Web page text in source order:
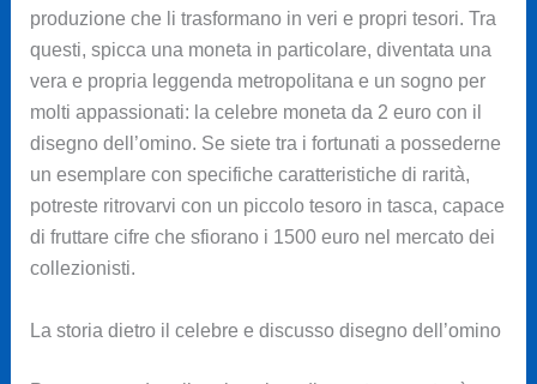
produzione che li trasformano in veri e propri tesori. Tra
questi, spicca una moneta in particolare, diventata una
vera e propria leggenda metropolitana e un sogno per
molti appassionati: la celebre moneta da 2 euro con il
disegno dell’omino. Se siete tra i fortunati a possederne
un esemplare con specifiche caratteristiche di rarità,
potreste ritrovarvi con un piccolo tesoro in tasca, capace
di fruttare cifre che sfiorano i 1500 euro nel mercato dei
collezionisti.
La storia dietro il celebre e discusso disegno dell’omino